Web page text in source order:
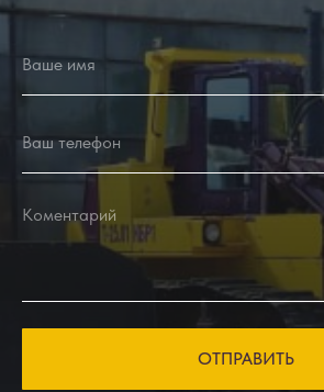
ОТПРАВИТЬ